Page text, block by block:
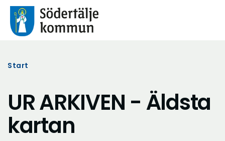
Start
UR ARKIVEN - Äldsta
kartan